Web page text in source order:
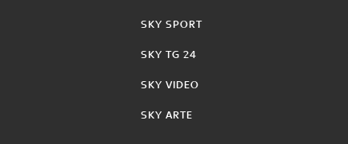
SKY SPORT
SKY TG 24
SKY VIDEO
SKY ARTE